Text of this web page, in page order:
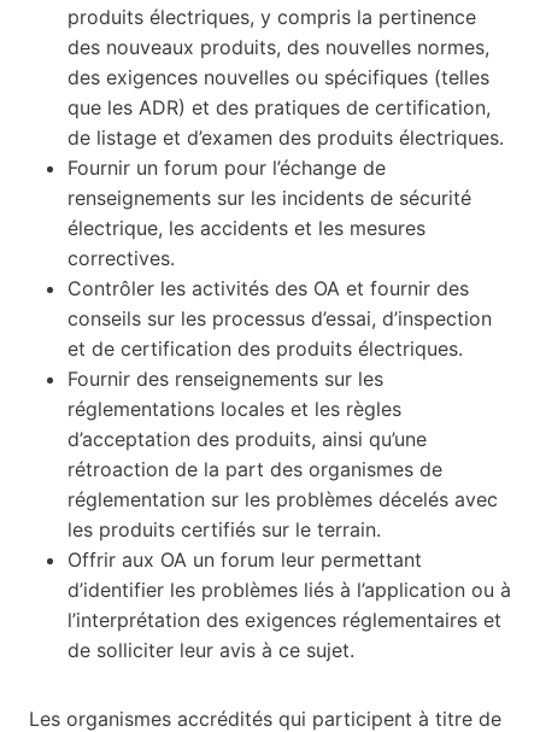
produits électriques, y compris la pertinence
des nouveaux produits, des nouvelles normes,
des exigences nouvelles ou spécifiques (telles
que les ADR) et des pratiques de certification,
de listage et d’examen des produits électriques.
Fournir un forum pour l’échange de
renseignements sur les incidents de sécurité
électrique, les accidents et les mesures
correctives.
Contrôler les activités des OA et fournir des
conseils sur les processus d’essai, d’inspection
et de certification des produits électriques.
Fournir des renseignements sur les
réglementations locales et les règles
d’acceptation des produits, ainsi qu’une
rétroaction de la part des organismes de
réglementation sur les problèmes décelés avec
les produits certifiés sur le terrain.
Offrir aux OA un forum leur permettant
d’identifier les problèmes liés à l’application ou à
l’interprétation des exigences réglementaires et
de solliciter leur avis à ce sujet.
Les organismes accrédités qui participent à titre de